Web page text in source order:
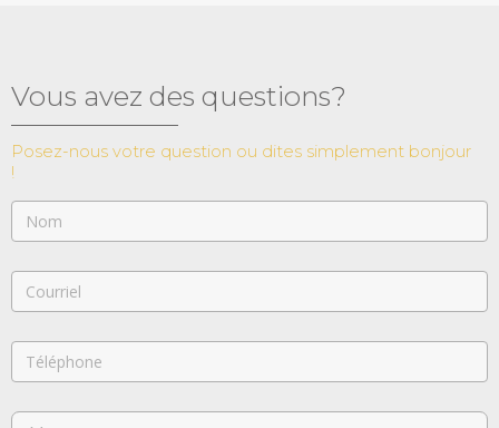
Vous avez des questions?
Posez-nous votre question ou dites simplement bonjour
!